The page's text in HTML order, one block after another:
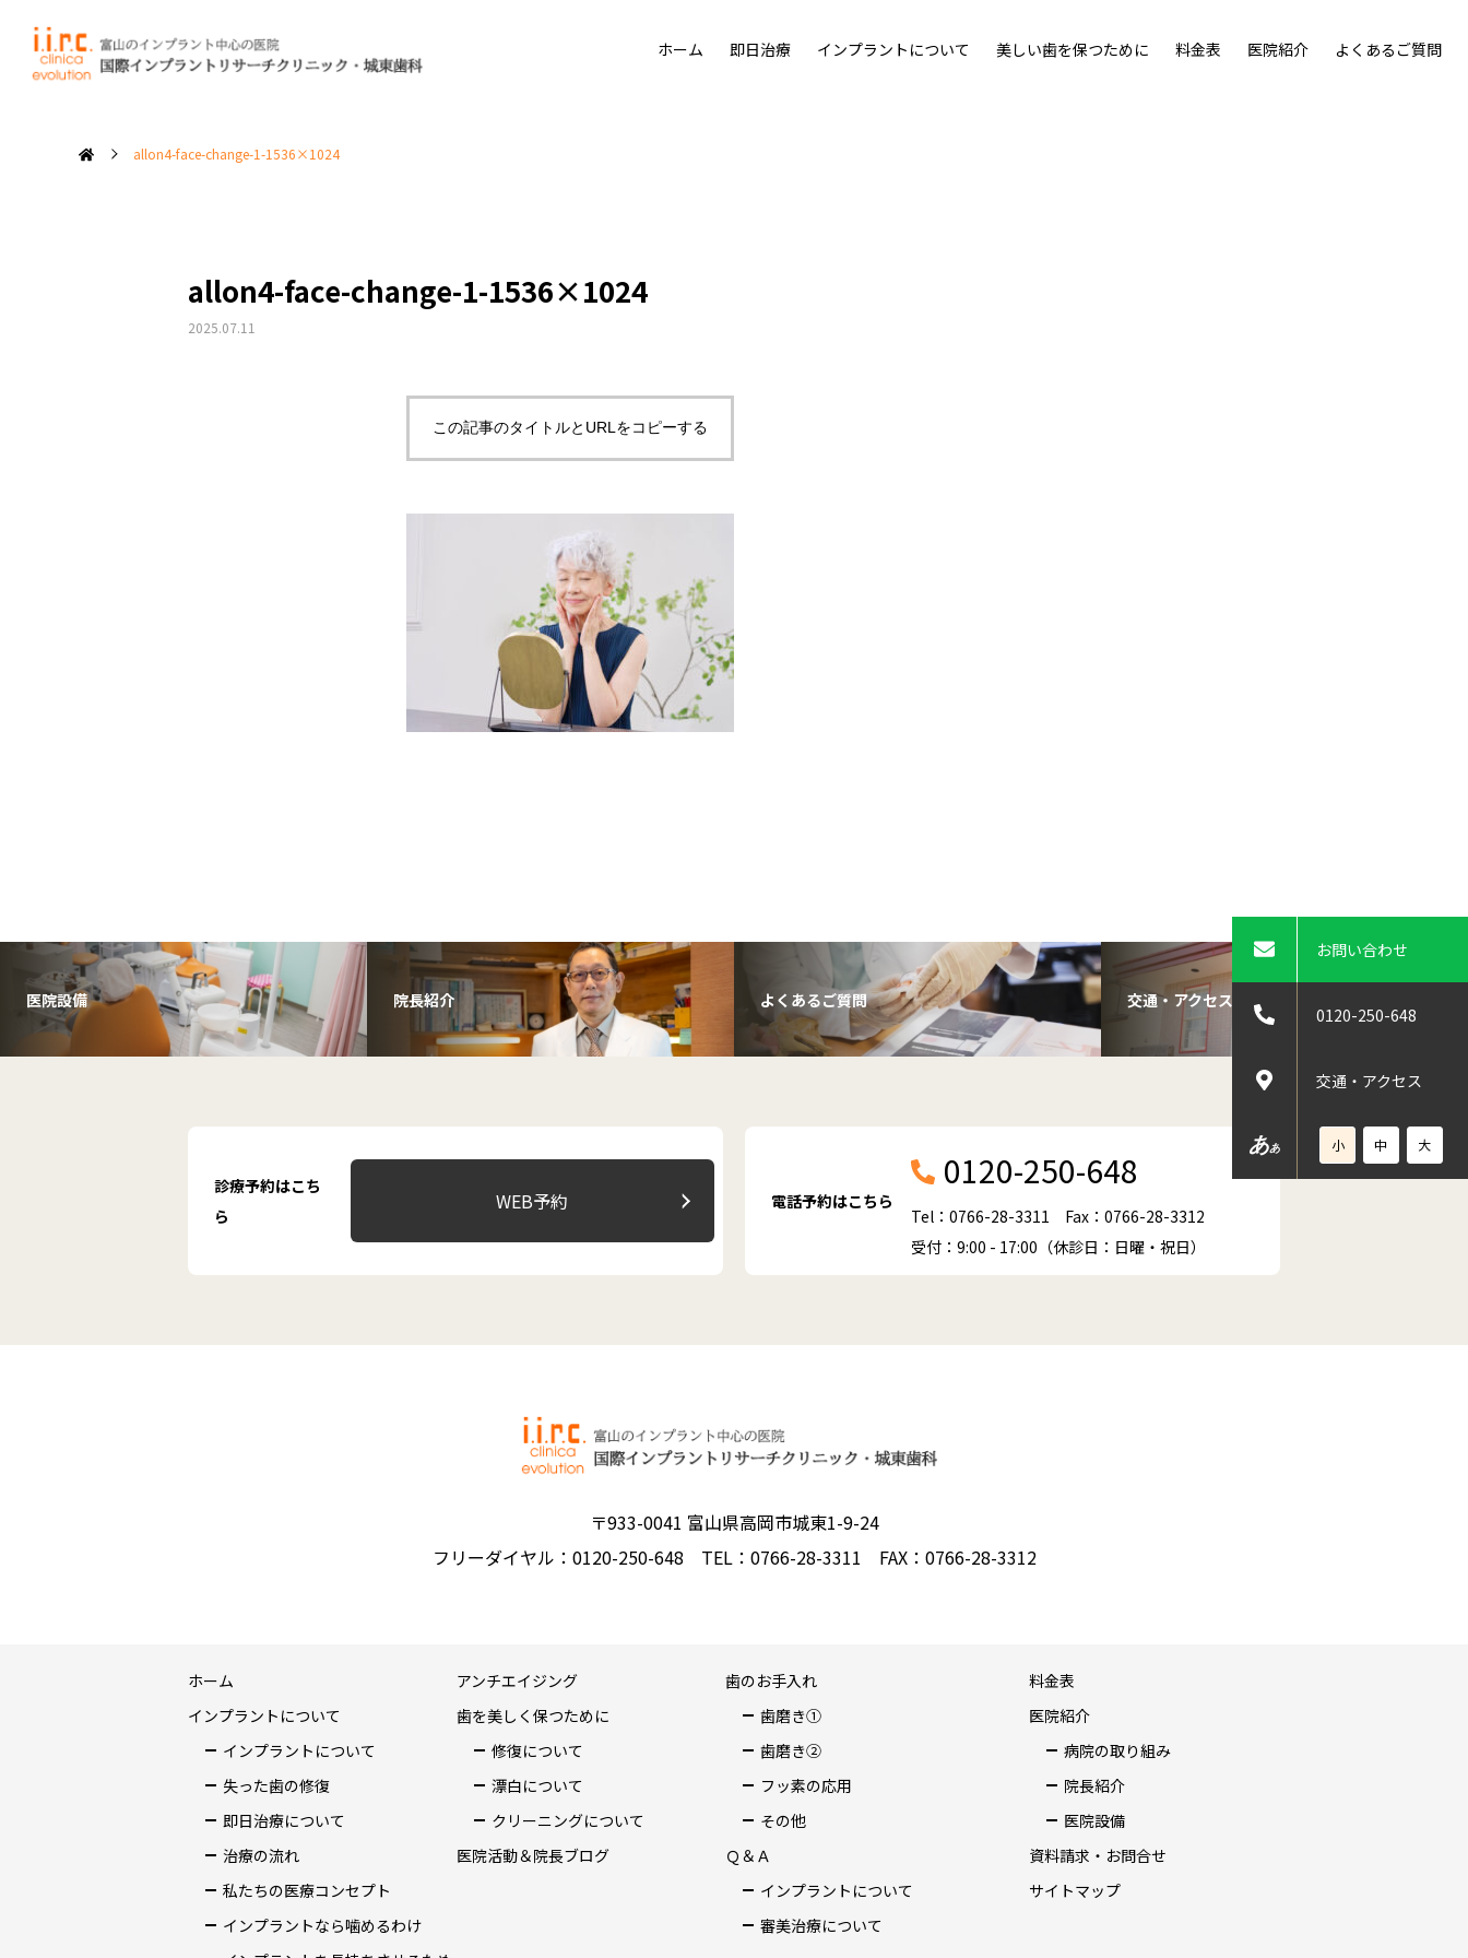
ホーム 即日治療 インプラントについて 美しい歯を保つために 料金表 医院紹介 よくあるご質問
お問い合わせ
0120-250-648
交通・アクセス
ああ 小 中 大
allon4-face-change-1-1536×1024
allon4-face-change-1-1536×1024
2025.07.11
この記事のタイトルとURLをコピーする
医院設備 院長紹介 よくあるご質問 交通・アクセス
診療予約はこち
ら
WEB予約 電話予約はこちら
0120-250-648
Tel：0766-28-3311 Fax：0766-28-3312
受付：9:00 - 17:00（休診日：日曜・祝日）
〒933-0041 富山県高岡市城東1-9-24
フリーダイヤル：0120-250-648
TEL：0766-28-3311 FAX：0766-28-3312
ホーム
インプラントについて
インプラントについて
失った歯の修復
即日治療について
治療の流れ
私たちの医療コンセプト
インプラントなら噛めるわけ
アンチエイジング
歯を美しく保つために
修復について
漂白について
クリーニングについて
医院活動＆院長ブログ
歯のお手入れ
歯磨き①
歯磨き②
フッ素の応用
その他
Ｑ＆Ａ
インプラントについて
審美治療について
料金表
医院紹介
病院の取り組み
院長紹介
医院設備
資料請求・お問合せ
サイトマップ